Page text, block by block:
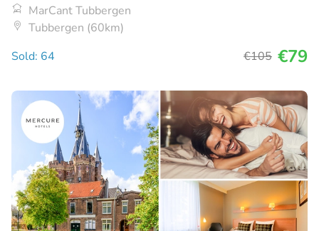
MarCant Tubbergen
Tubbergen (60km)
Sold: 64
€105 €79